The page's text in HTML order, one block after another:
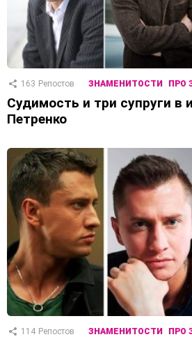
163 Репостов ЗНАМЕНИТОСТИ ПРО
Судимость и три супруги в
Петренко
114 Репостов ЗНАМЕНИТОСТИ ПРО